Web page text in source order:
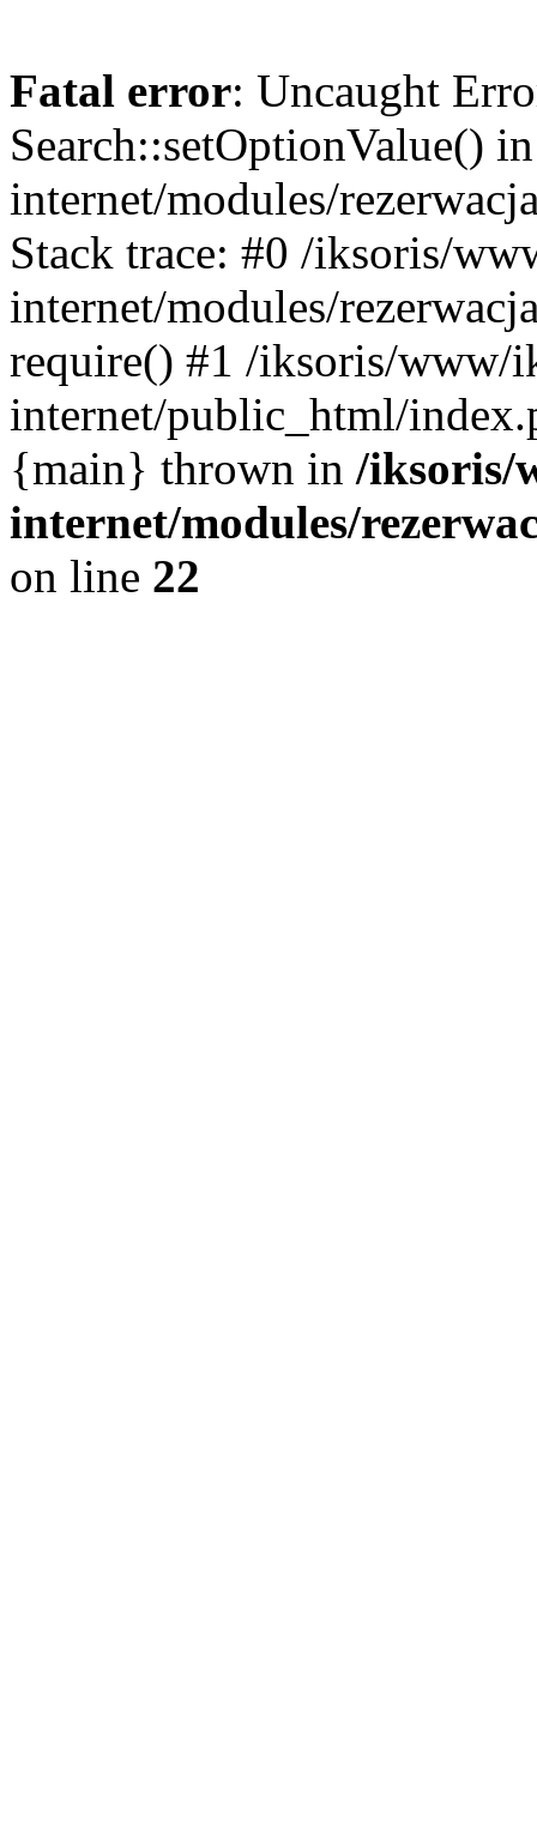
Fatal error: Uncaught
Search::setOptionValue()
internet/modules/
Stack trace: #0 /iksoris/
internet/modules/
require() #1 /iksoris/www/
internet/public_html/
{main} thrown in /iksoris/
internet/modules/
on line 22